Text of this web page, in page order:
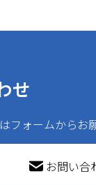
せ
ォームからお
お問い合